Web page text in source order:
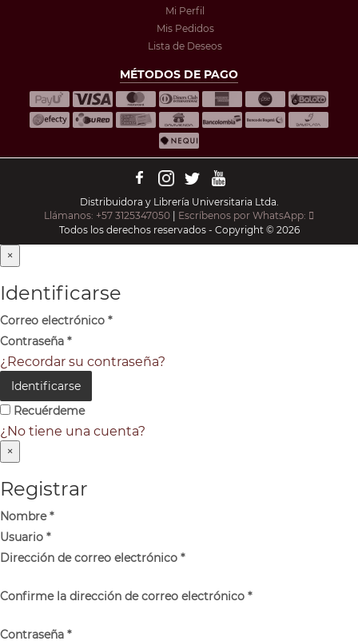
Mi Perfil
Mis Pedidos
Lista de Deseos
MÉTODOS DE PAGO
Distribuidora y Librería Universitaria Ltda.
Llámanos: +57 3125347050 | Escríbenos por WhatsApp:
Todos los derechos reservados - Copyright © 2026
×
Identificarse
Correo electrónico *
Contraseña *
¿Recordar su contraseña?
Identificarse
Recuérdeme
¿No tiene una cuenta?
×
Registrar
Nombre*
Usuario *
Dirección de correo electrónico *
Confirme la dirección de correo electrónico *
Contraseña *